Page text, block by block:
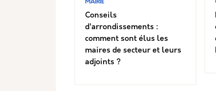
MAIRIE
Conseils
d'arrondissements :
comment sont élus les
maires de secteur et leurs
adjoints ?